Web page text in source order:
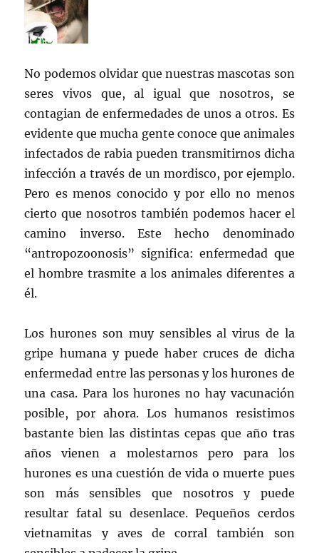
No podemos olvidar que nuestras mascotas son
seres vivos que, al igual que nosotros, se
contagian de enfermedades de unos a otros. Es
evidente que mucha gente conoce que animales
infectados de rabia pueden transmitirnos dicha
infección a través de un mordisco, por ejemplo.
Pero es menos conocido y por ello no menos
cierto que nosotros también podemos hacer el
camino inverso. Este hecho denominado
“antropozoonosis” significa: enfermedad que
el hombre trasmite a los animales diferentes a
él.
Los hurones son muy sensibles al virus de la
gripe humana y puede haber cruces de dicha
enfermedad entre las personas y los hurones de
una casa. Para los hurones no hay vacunación
posible, por ahora. Los humanos resistimos
bastante bien las distintas cepas que año tras
años vienen a molestarnos pero para los
hurones es una cuestión de vida o muerte pues
son más sensibles que nosotros y puede
resultar fatal su desenlace. Pequeños cerdos
vietnamitas y aves de corral también son